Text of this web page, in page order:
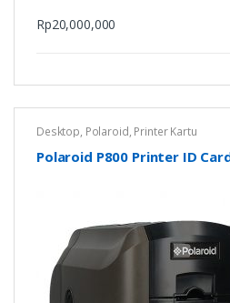
Rp20,000,000
Desktop, Polaroid, Printer Kartu
Polaroid P800 Printer ID